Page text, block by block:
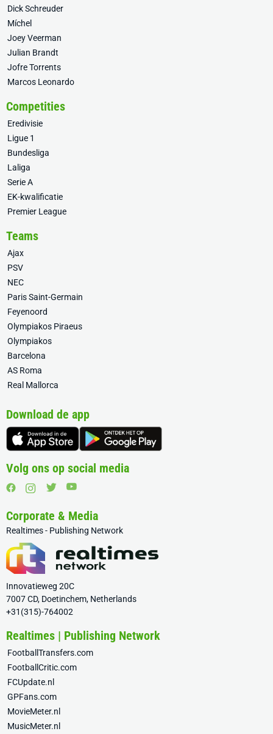
Dick Schreuder
Míchel
Joey Veerman
Julian Brandt
Jofre Torrents
Marcos Leonardo
Competities
Eredivisie
Ligue 1
Bundesliga
Laliga
Serie A
EK-kwalificatie
Premier League
Teams
Ajax
PSV
NEC
Paris Saint-Germain
Feyenoord
Olympiakos Piraeus
Olympiakos
Barcelona
AS Roma
Real Mallorca
Download de app
Volg ons op social media
Corporate & Media
Realtimes - Publishing Network
Innovatieweg 20C
7007 CD, Doetinchem, Netherlands
+31(315)-764002
Realtimes | Publishing Network
FootballTransfers.com
FootballCritic.com
FCUpdate.nl
GPFans.com
MovieMeter.nl
MusicMeter.nl